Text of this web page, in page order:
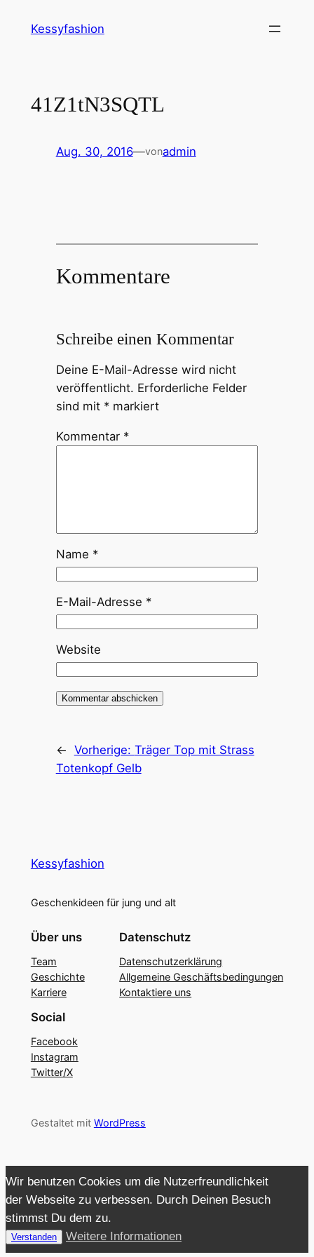
InhaltKessyfashion
41Z1tN3SQTL
Aug. 30, 2016—vonadmin
Kommentare
Schreibe einen Kommentar
Deine E-Mail-Adresse wird nicht
veröffentlicht. Erforderliche Felder
sind mit *markiert
Kommentar *
Name *
E-Mail-Adresse *
Website
← Vorherige: Träger Top mit Strass
Totenkopf Gelb
Kessyfashion
Geschenkideen für jung und alt
Über uns
Team
Geschichte
Karriere
Datenschutz
Datenschutzerklärung
Allgemeine Geschäftsbedingungen
Kontaktiere uns
Social
Facebook
Instagram
Twitter/X
Gestaltet mit WordPress
Wir benutzen Cookies um die Nutzerfreundlichkeit
der Webseite zu verbessen. Durch Deinen Besuch
stimmst Du dem zu.
Verstanden Weitere Informationen